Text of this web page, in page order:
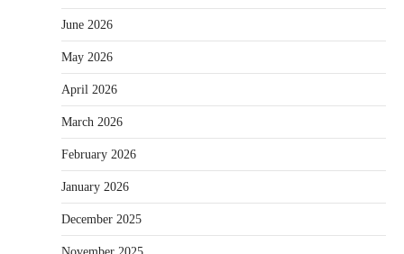
June 2026
May 2026
April 2026
March 2026
February 2026
January 2026
December 2025
November 2025